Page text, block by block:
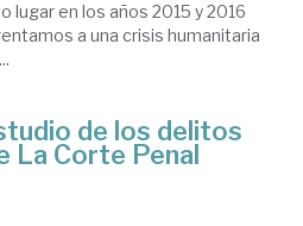
lugar en los años 2015 y 2016
a una crisis humanitaria
de los delitos
La Corte Penal